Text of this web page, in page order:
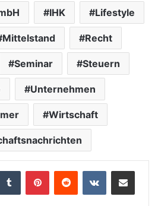
IHK Lifestyle
Mittelstand Recht
Seminar Steuern
Unternehmen
Wirtschaft